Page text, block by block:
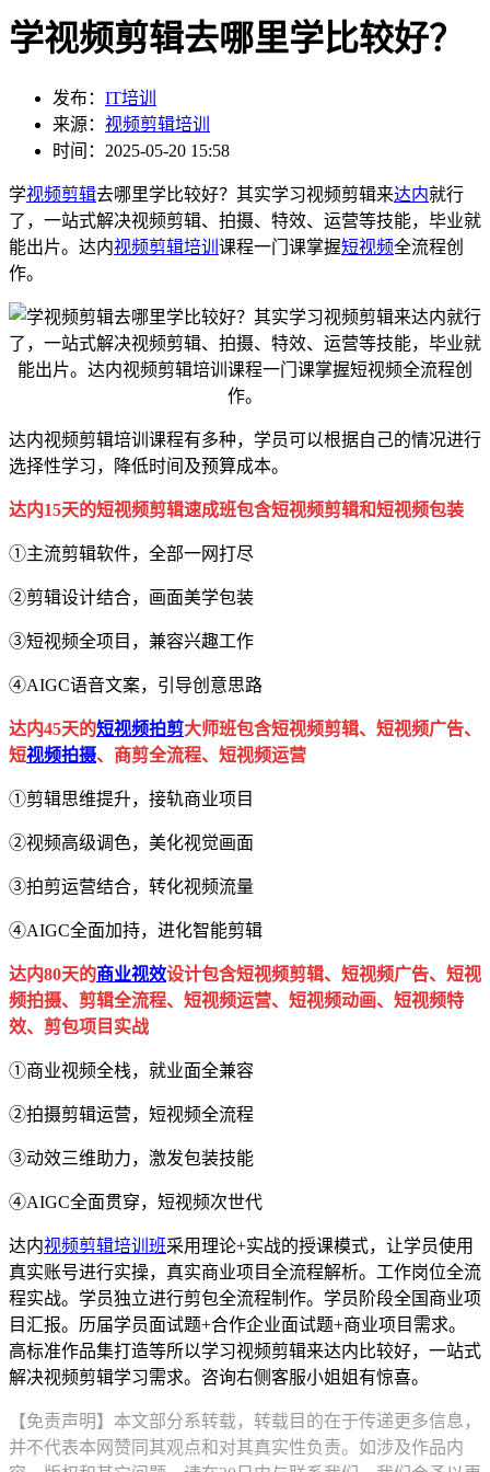
学视频剪辑去哪里学比较好？
发布： IT培训
来源： 视频剪辑培训
时间：2025-05-20 15:58
学视频剪辑去哪里学比较好？其实学习视频剪辑来达内就行
了，一站式解决视频剪辑、拍摄、特效、运营等技能，毕业就
能出片。达内视频剪辑培训 课程一门课掌握短视频全流程创
作。
达内视频剪辑培训课程有多种，学员可以根据自己的情况进行
选择性学习，降低时间及预算成本。
达内15天的短视频剪辑速成班包含短视频剪辑和短视频包装
①主流剪辑软件，全部一网打尽
②剪辑设计结合，画面美学包装
③短视频全项目，兼容兴趣工作
④AIGC语音文案，引导创意思路
达内45天的短视频拍剪大师班包含短视频剪辑、短视频广告、
短视频拍摄、商剪全流程、短视频运营
①剪辑思维提升，接轨商业项目
②视频高级调色，美化视觉画面
③拍剪运营结合，转化视频流量
④AIGC全面加持，进化智能剪辑
达内80天的商业视效设计包含短视频剪辑、短视频广告、短视
频拍摄、剪辑全流程、短视频运营、短视频动画、短视频特
效、剪包项目实战
①商业视频全栈，就业面全兼容
②拍摄剪辑运营，短视频全流程
③动效三维助力，激发包装技能
④AIGC全面贯穿，短视频次世代
达内视频剪辑培训班采用理论+实战的授课模式，让学员使用
真实账号进行实操，真实商业项目全流程解析。工作岗位全流
程实战。学员独立进行剪包全流程制作。学员阶段全国商业项
目汇报。历届学员面试题+合作企业面试题+商业项目需求。
高标准作品集打造等所以学习视频剪辑来达内比较好，一站式
解决视频剪辑学习需求。咨询右侧客服小姐姐有惊喜。
【免责声明】本文部分系转载，转载目的在于传递更多信息，
并不代表本网赞同其观点和对其真实性负责。如涉及作品内